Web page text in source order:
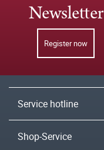
Newsletter
Register now
Service hotline
Shop-Service